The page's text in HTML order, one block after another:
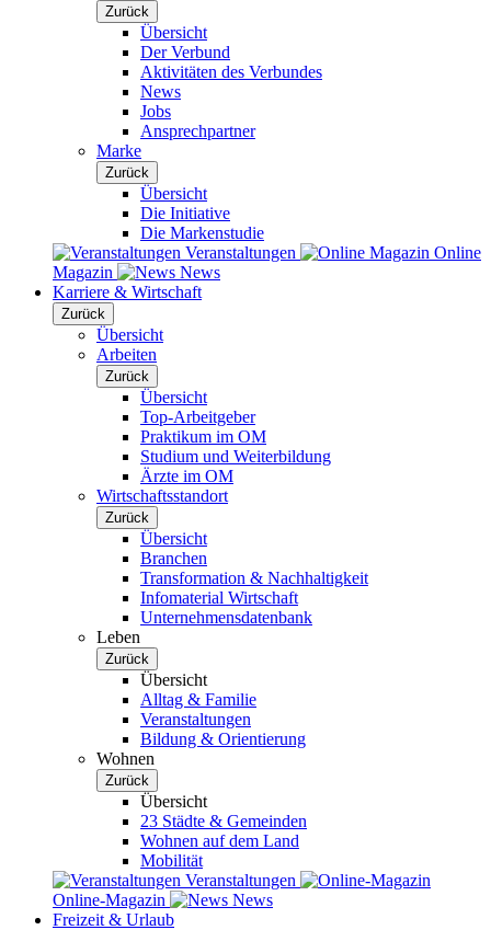
Zurück
Übersicht
Der Verbund
Aktivitäten des Verbundes
News
Jobs
Ansprechpartner
Marke
Zurück
Übersicht
Die Initiative
Die Markenstudie
Veranstaltungen
Online
Magazin
News
Karriere & Wirtschaft
Zurück
Übersicht
Arbeiten
Zurück
Übersicht
Top-Arbeitgeber
Praktikum im OM
Studium und Weiterbildung
Ärzte im OM
Wirtschaftsstandort
Zurück
Übersicht
Branchen
Transformation & Nachhaltigkeit
Infomaterial Wirtschaft
Unternehmensdatenbank
Leben
Zurück
Übersicht
Alltag & Familie
Veranstaltungen
Bildung & Orientierung
Wohnen
Zurück
Übersicht
23 Städte & Gemeinden
Wohnen auf dem Land
Mobilität
Veranstaltungen
Online-Magazin
News
Freizeit & Urlaub